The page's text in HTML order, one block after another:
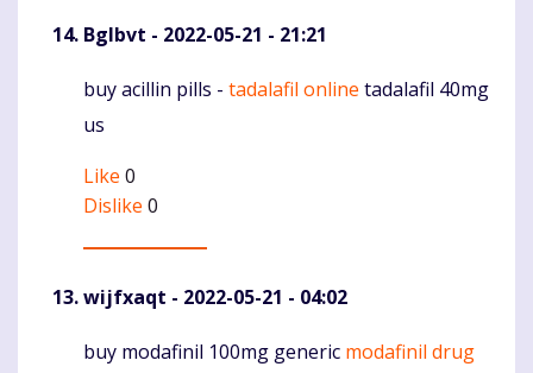
Bglbvt - 2022-05-21 - 21:21
Komentaras
buy acillin pills - tadalafil online tadalafil 40mg
us
Like 0
Dislike 0
wijfxaqt - 2022-05-21 - 04:02
Komentaras
buy modafinil 100mg generic modafinil drug